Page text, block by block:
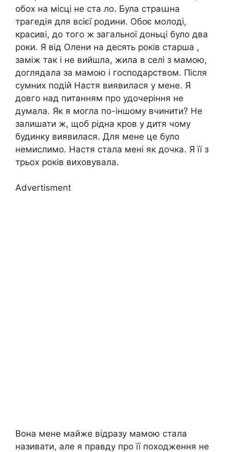
обох на місці не ста ло. Була страաна
трагедія для всієї родини. Обоє молоді,
красиві, до того ж загальної доньці було два
роки. Я від Олени на десять років старша ,
заміж так і не вийшла, жила в селі з мамою,
доглядала за мамою і господарством. Після
сумних подій Настя виявилася у мене. Я
довго над питанням про удочеріння не
думала. Як я могла по-іншому вчинити? Не
залишати ж, щоб рідна кров у дитя чому
будинку виявилася. Для мене це було
немислимо. Настя стала мені як дочка. Я її з
трьох років виховувала.
Advertisment
Вона мене майже відразу мамою стала
називати, але я правду про її походження не